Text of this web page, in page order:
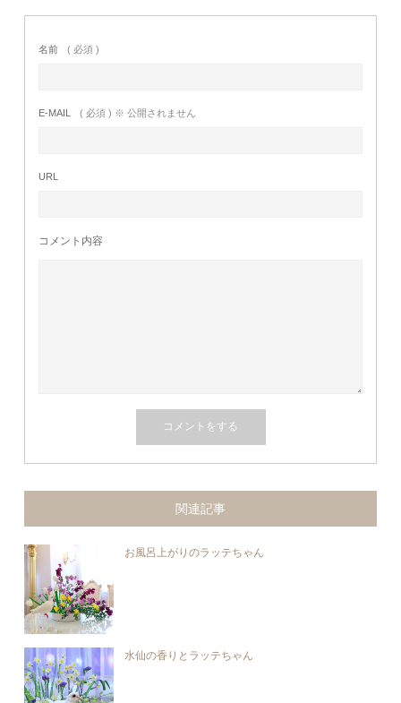
名前 ( 必須 )
E-MAIL ( 必須 ) ※ 公開されません
URL
コメント内容
関連記事
お風呂上がりのラッテちゃん
水仙の香りとラッテちゃん